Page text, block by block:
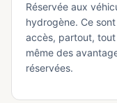
Réservée aux
hydrogène. Ce
accès, partout,
même des
réservées.